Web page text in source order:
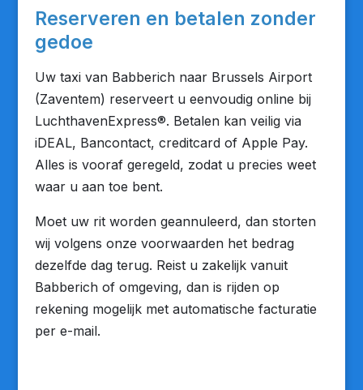
Reserveren en betalen zonder
gedoe
Uw taxi van Babberich naar Brussels Airport
(Zaventem) reserveert u eenvoudig online bij
LuchthavenExpress®. Betalen kan veilig via
iDEAL, Bancontact, creditcard of Apple Pay.
Alles is vooraf geregeld, zodat u precies weet
waar u aan toe bent.
Moet uw rit worden geannuleerd, dan storten
wij volgens onze voorwaarden het bedrag
dezelfde dag terug. Reist u zakelijk vanuit
Babberich of omgeving, dan is rijden op
rekening mogelijk met automatische facturatie
per e-mail.